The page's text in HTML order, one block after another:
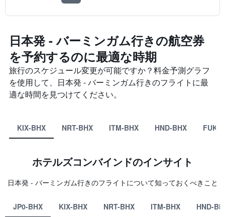
日本発 - バーミンガム​行きの航空券
を予約するのに最適な時期
旅行のスケジュール変更が可能ですか？料金予測グラフ
を使用して、日本発 - バーミンガム​行きのフライトに最
適な時間を見つけてください。
KIX-BHX NRT-BHX ITM-BHX HND-BHX FUK-
ホテルズコンバインド​のインサイト
日本​発 - バーミンガム​行きのフライトについて知っておくべきこと
JP0-BHX KIX-BHX NRT-BHX ITM-BHX HND-